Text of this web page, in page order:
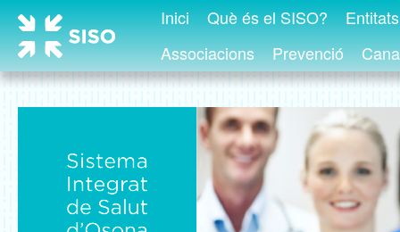
Inici Què és el SISO?
Associacions
Prevenció